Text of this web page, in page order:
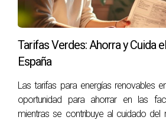
información sobre cómo optimizar tu
contacta hoy mismo a Victor
esperes más!
⚡ Hacer mi estudio
Tarifas Verdes: Ahorra y Cuida
España
Las tarifas para energías renovables
oportunidad para ahorrar en las
mientras se contribuye al cuidado del